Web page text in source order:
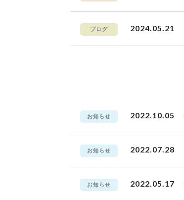
ブログ 2024.05.21
お知らせ 2022.10.05
お知らせ 2022.07.28
お知らせ 2022.05.17